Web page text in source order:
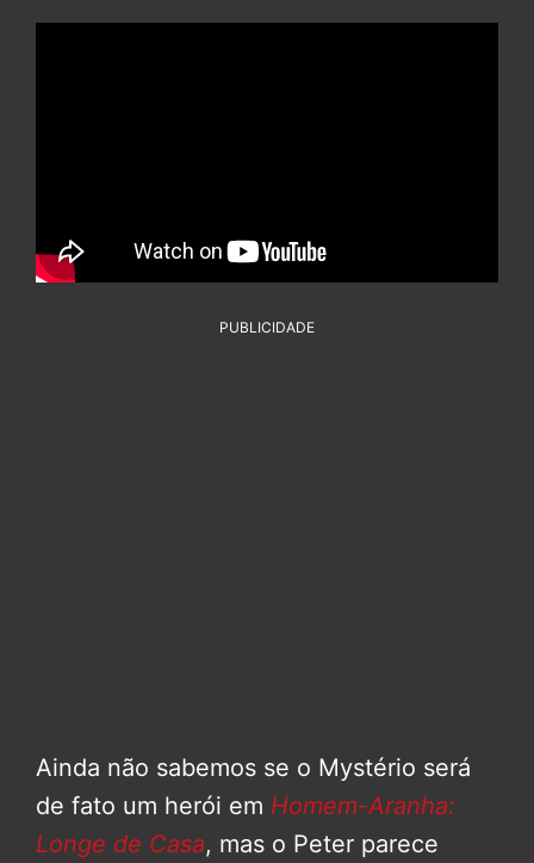
PUBLICIDADE
Ainda não sabemos se o Mystério será
de fato um herói em Homem-Aranha:
Longe de Casa, mas o Peter parece